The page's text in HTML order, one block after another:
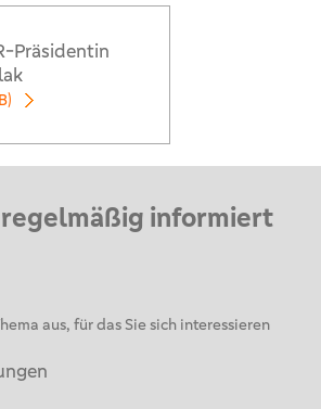
Präsidentin
regelmäßig informiert
aus, für das Sie sich interessieren